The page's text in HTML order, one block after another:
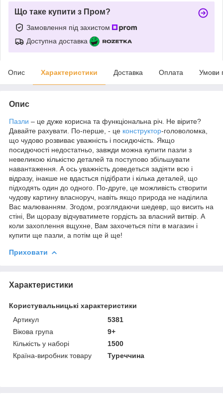
Що таке купити з Пром?
Замовлення під захистом
Доступна доставка
Опис Характеристики Доставка Оплата Умови
Опис
Пазли – це дуже корисна та функціональна річ. Не вірите?
Давайте рахувати. По-перше, - це конструктор-головоломка,
що чудово розвиває уважність і посидючість. Якщо
посидючості недостатньо, завжди можна купити пазли з
невеликою кількістю деталей та поступово збільшувати
навантаження. А ось уважність доведеться задіяти всю і
відразу, інакше не вдасться підібрати і кілька деталей, що
підходять один до одного. По-друге, це можливість створити
чудову картину власноруч, навіть якщо природа не наділила
Вас малюванням. Згодом, розглядаючи шедевр, що висить на
стіні, Ви щоразу відчуватимете гордість за власний витвір. А
коли захоплення вщухне, Вам захочеться піти в магазин і
купити ще пазли, а потім ще й ще!
Приховати
Характеристики
Користувальницькі характеристики
Артикул
5381
Вікова група
9+
Кількість у наборі
1500
Країна-виробник товару
Туреччина